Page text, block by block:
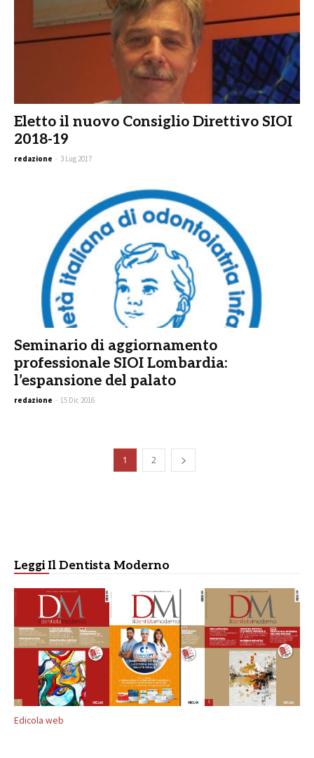
Eletto il nuovo Consiglio Direttivo SIOI
2018-19
redazione - 3 Lug 2017
Seminario di aggiornamento
professionale SIOI Lombardia:
l’espansione del palato
redazione - 15 Dic 2016
1 2
Leggi Il Dentista Moderno
Edicola web